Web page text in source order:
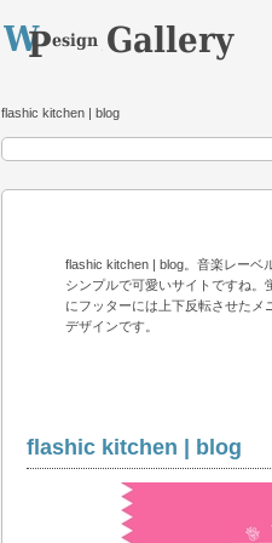
flashic kitchen | blog
flashic kitchen | blog。音楽レーベ
シンプルで可愛いサイトですね。
にフッターには上下反転させたメ
デザインです。
flashic kitchen | blog